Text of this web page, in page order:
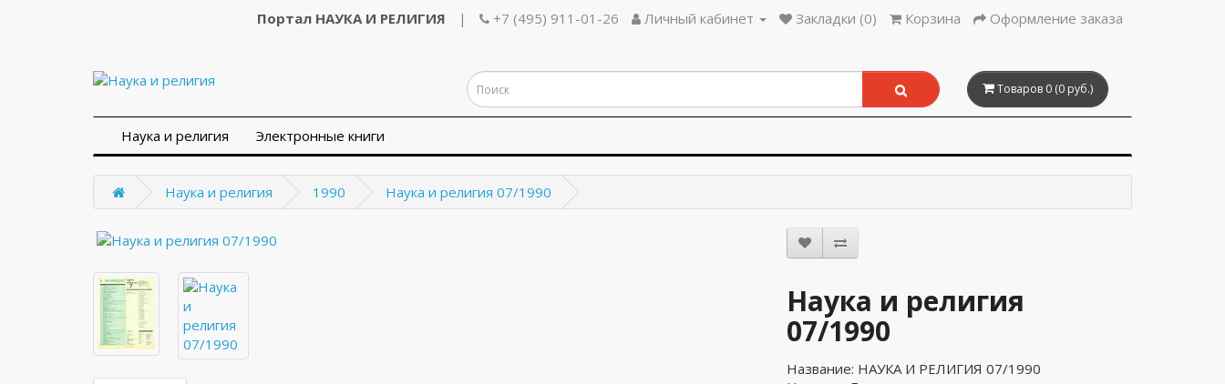
Портал НАУКА И РЕЛИГИЯ | +7 (495) 911-01-26 Личный кабинет Закладки (0) Корзина Оформление заказа
Товаров 0 (0 руб.)
Наука и религия Электронные книги
Наука и религия 1990 Наука и религия 07/1990
Наука и религия
07/1990
Название: НАУКА И РЕЛИГИЯ 07/1990